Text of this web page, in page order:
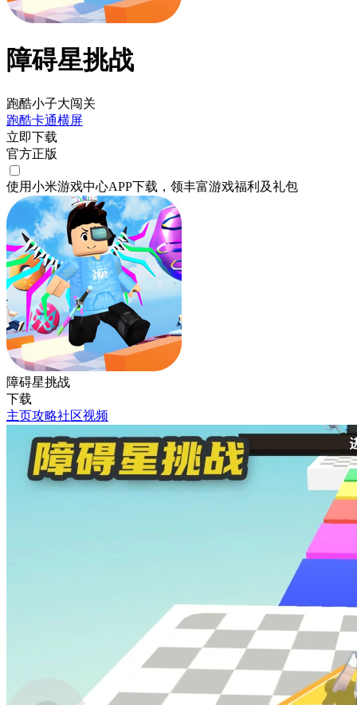
障碍星挑战
跑酷小子大闯关
跑酷卡通横屏
立即下载
官方正版
使用小米游戏中心APP下载 ，领丰富游戏福利 及礼包
障碍星挑战
下载
主页攻略社区视频